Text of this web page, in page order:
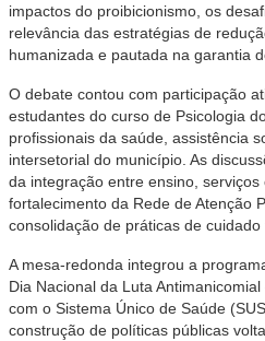
impactos do proibicionismo, os
relevância das estratégias de
humanizada e pautada na garantia
O debate contou com participação
estudantes do curso de Psicologia
profissionais da saúde, assistência
intersetorial do município. As
da integração entre ensino,
fortalecimento da Rede de Atenção
consolidação de práticas de
A mesa-redonda integrou a
Dia Nacional da Luta
com o Sistema Único de Saúde
construção de políticas públicas